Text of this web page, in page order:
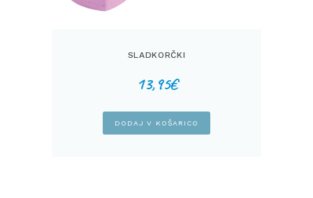
SLADKORČKI
13,95€
DODAJ V KOŠARICO